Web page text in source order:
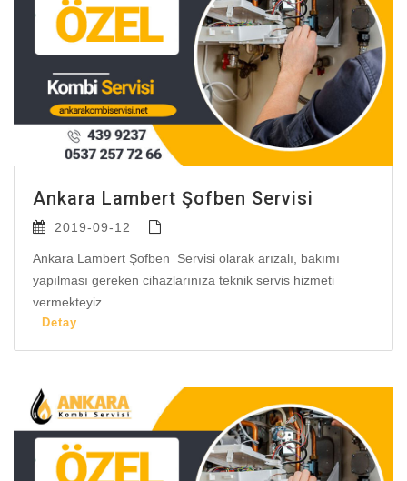
Ankara Lambert Şofben Servisi
2019-09-12
Ankara Lambert Şofben Servisi olarak arızalı, bakımı
yapılması gereken cihazlarınıza teknik servis hizmeti
vermekteyiz.
Detay